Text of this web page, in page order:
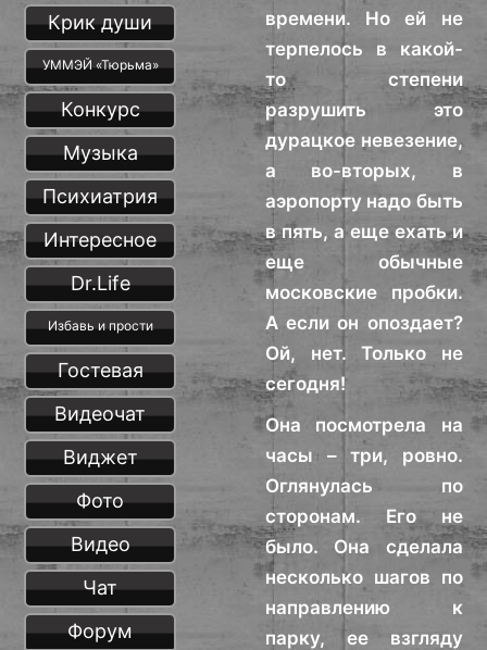
времени. Но ей не
терпелось в какой-
то степени
разрушить это
дурацкое невезение,
а во-вторых, в
аэропорту надо быть
в пять, а еще ехать и
еще обычные
московские пробки.
А если он опоздает?
Ой, нет. Только не
сегодня!
Она посмотрела на
часы – три, ровно.
Оглянулась по
сторонам. Его не
было. Она сделала
несколько шагов по
направлению к
парку, ее взгляду
Крик души
УММЭЙ «Тюрьма»
Конкурс
Музыка
Психиатрия
Интересное
Dr.Life
Избавь и прости
Гостевая
Видеочат
Виджет
Фото
Видео
Чат
Форум